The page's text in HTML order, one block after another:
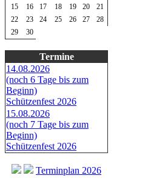
15
16 17 18 19 20
21
22
23 24 25 26 27
28
29
30
Termine
14.08.2026
(noch 6 Tage bis zum
Beginn)
Schützenfest 2026
15.08.2026
(noch 7 Tage bis zum
Beginn)
Schützenfest 2026
Terminplan 2026